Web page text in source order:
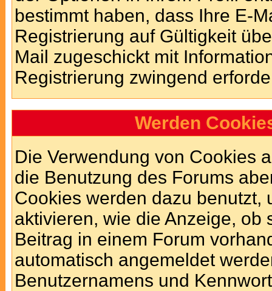
bestimmt haben, dass Ihre E-
Registrierung auf Gültigkeit
Mail zugeschickt mit
Registrierung zwingend
Werden
Die Verwendung von Cookies
die Benutzung des Forums
Cookies werden dazu benutzt,
aktivieren, wie die Anzeige, ob
Beitrag in einem Forum
automatisch angemeldet
Benutzernamens und